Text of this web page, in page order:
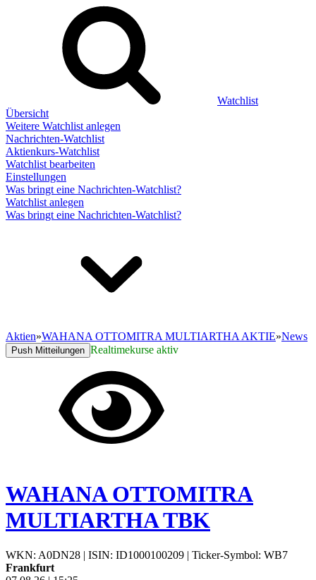
Watchlist
Übersicht
Weitere Watchlist anlegen
Nachrichten-Watchlist
Aktienkurs-Watchlist
Watchlist bearbeiten
Einstellungen
Was bringt eine Nachrichten-Watchlist?
Watchlist anlegen
Was bringt eine Nachrichten-Watchlist?
Aktien»WAHANA OTTOMITRA MULTIARTHA AKTIE»News
Push Mitteilungen Realtimekurse aktiv
WAHANA OTTOMITRA
MULTIARTHA TBK
WKN: A0DN28 | ISIN: ID1000100209 | Ticker-Symbol: WB7
Frankfurt